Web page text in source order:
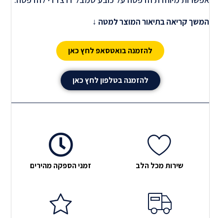
ליום הולדת ועוד
הדפסה על כובע ליגיונר – למה ? כובע!
ההדפסה על כובע ליגיונר היא אפשרות ייחודית ומרתקת
להעביר מסר אישי, ליצור זיכרון מיוחד או לקדם מטרה
1. הגנה מלאה מהשמש מקדימה מלמעלה ומאחורה מעולה
לאנשים שעובדים בחוץ: חוות, גגות ועוד. 2. אירועי חברה:
כובעים מודפסים עבור צוות חברה, כנסים, אירועים
פרטי הקדשות או שמות צוות. 3. מתנות לעובדים וללקוחות:
כובע מודפס עם הלוגו של החברה שלך יכול לשמש מתנה
המשך קריאה בתיאור המוצר למטה ↓
להזמנה בואטסאפ לחץ כאן
להזמנה בטלפון לחץ כאן
שירות מכל הלב זמני הספקה מהירים